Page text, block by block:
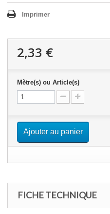
Imprimer
2,33 €
Mètre(s) ou Article(s)
Ajouter au panier
FICHE TECHNIQUE